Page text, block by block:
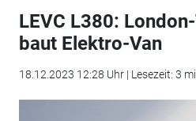
LEVC L380:
baut Elektro-Van
18.12.2023 12:28 Uhr | Lesezeit: 3